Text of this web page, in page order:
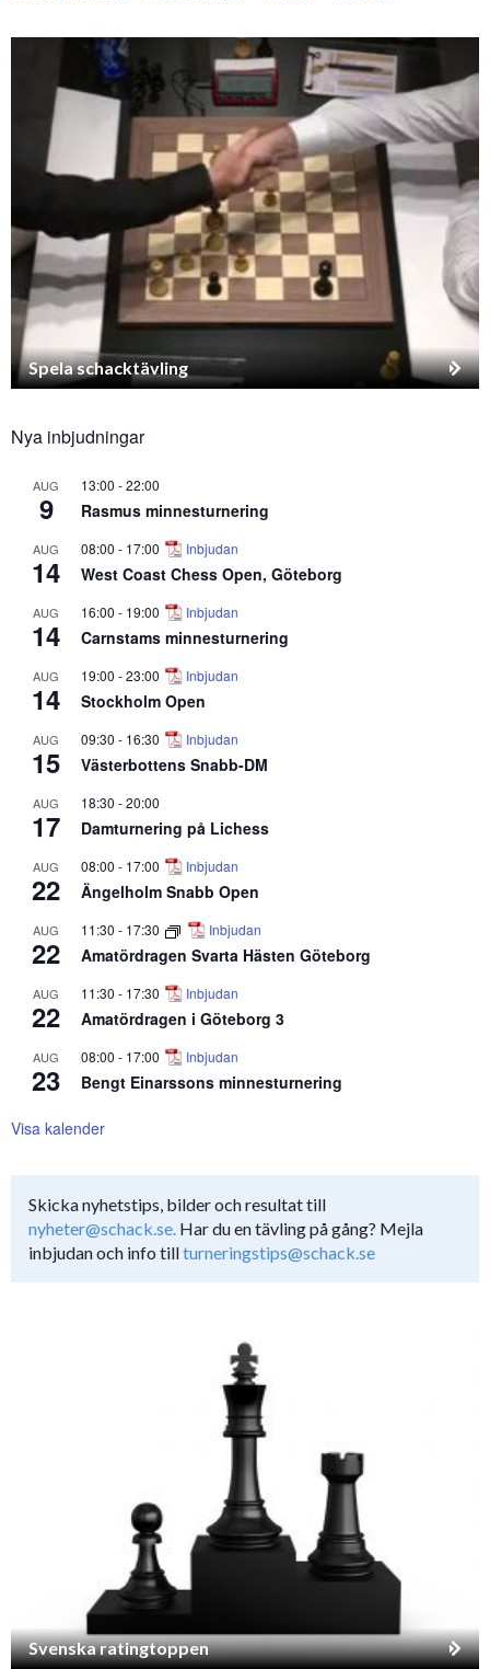
Spela schacktävling
Nya inbjudningar
AUG
9
13:00 -22:00
Rasmus minnesturnering
AUG
14
08:00 - 17:00 Inbjudan
West Coast Chess Open, Göteborg
AUG
14
16:00 - 19:00 Inbjudan
Carnstams minnesturnering
AUG
14
19:00 -23:00 Inbjudan
Stockholm Open
AUG
15
09:30 - 16:30 Inbjudan
Västerbottens Snabb-DM
AUG
17
18:30 -20:00
Damturnering på Lichess
AUG
22
08:00 - 17:00 Inbjudan
Ängelholm Snabb Open
AUG
22
11:30 - 17:30 Inbjudan
Amatördragen Svarta Hästen Göteborg
AUG
22
11:30 - 17:30 Inbjudan
Amatördragen i Göteborg 3
AUG
23
08:00 - 17:00 Inbjudan
Bengt Einarssons minnesturnering
Visa kalender
Skicka nyhetstips, bilder och resultat till
nyheter@schack.se. Har du en tävling på gång? Mejla
inbjudan och info tillturneringstips@schack.se
Svenska ratingtoppen